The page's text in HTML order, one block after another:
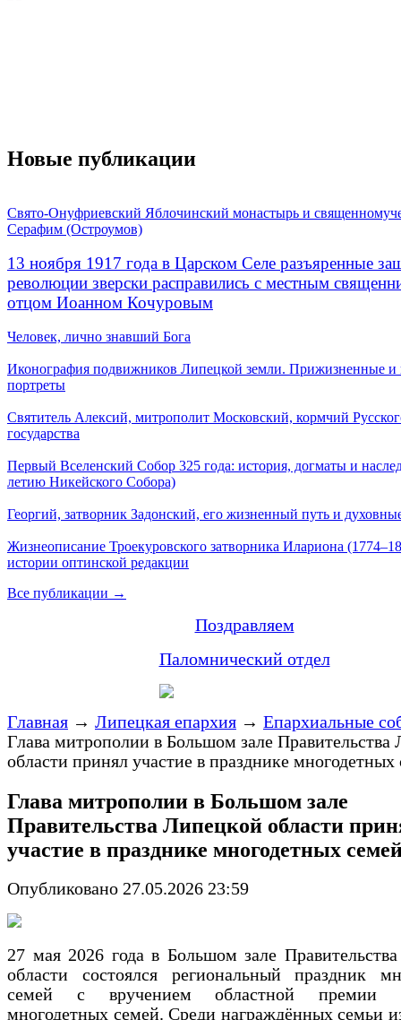
Новые публикации
Свято-Онуфриевский Яблочинский монастырь и
Серафим (Остроумов)
13 ноября 1917 года в Царском Селе разъяренные
революции зверски расправились с местным
отцом Иоанном Кочуровым
Человек, лично знавший Бога
Иконография подвижников Липецкой земли. Прижизненные и
портреты
Святитель Алексий, митрополит Московский, кормчий
государства
Первый Вселенский Собор 325 года: история, догматы и
летию Никейского Собора)
Георгий, затворник Задонский, его жизненный путь и
Жизнеописание Троекуровского затворника Илариона
истории оптинской редакции
Все публикации →
Поздравляем
Паломнический отдел
Главная → Липецкая епархия → Епархиальные
Глава митрополии в Большом зале Правительства
области принял участие в празднике многодетных
Глава митрополии в Большом зале
Правительства Липецкой области
участие в празднике многодетных
Опубликовано 27.05.2026 23:59
27 мая 2026 года в Большом зале
области состоялся региональный праздник
семей с вручением областной премии
многодетных семей. Среди награждённых семьи